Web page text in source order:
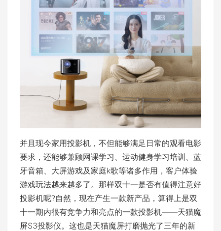
并且现今家用投影机，不但能够满足日常的观看电影
要求，还能够兼顾网课学习、运动健身学习培训、蓝
牙音箱、大屏游戏及家庭k歌等诸多作用，客户体验
游戏玩法越来越多了。那样双十一是否有值得注意好
投影机呢?自然，现在产生一款新产品，算得上是双
十一期内很有竞争力和亮点的一款投影机——天猫魔
屏S3投影仪。这也是天猫魔屏打磨抛光了三年的新